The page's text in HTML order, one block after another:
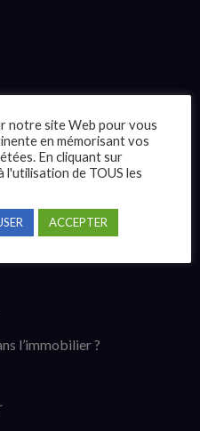
l’immobilier ?
notre site Web pour vous
en mémorisant vos
En cliquant sur
l'utilisation de TOUS les
ACCEPTER